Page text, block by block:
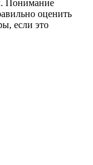
Понимание
оценить
если это